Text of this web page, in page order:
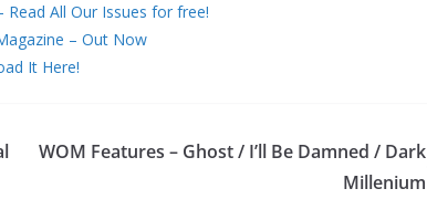
Read All Our Issues for free!
– Out Now
It Here!
WOM Features – Ghost / I’ll Be Damned / Dark
Millenium